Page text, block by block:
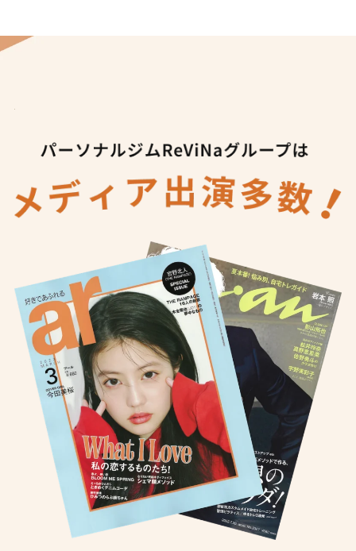
パーソナルジムReViNaグループは